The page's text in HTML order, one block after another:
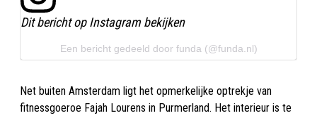
Dit bericht op Instagram bekijken
Een bericht gedeeld door funda (@funda.nl)
Net buiten Amsterdam ligt het opmerkelijke optrekje van
fitnessgoeroe Fajah Lourens in Purmerland. Het interieur is te